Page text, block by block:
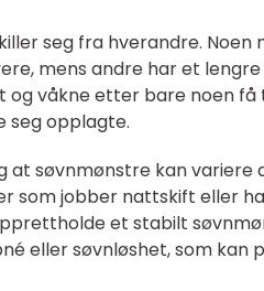
seg fra hverandre.
mens andre har et
og våkne etter bare noen
seg opplagte.
at søvnmønstre kan variere
som jobber nattskift eller
et stabilt
eller søvnløshet, som kan